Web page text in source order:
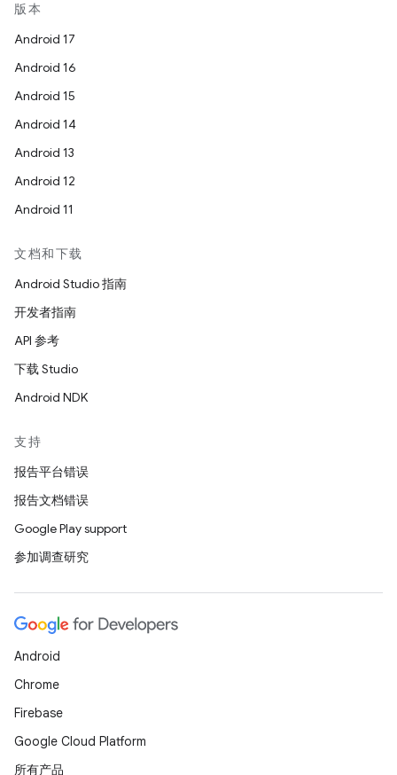
版本
Android 17
Android 16
Android 15
Android 14
Android 13
Android 12
Android 11
文档和下载
Android Studio 指南
开发者指南
API 参考
下载 Studio
Android NDK
支持
报告平台错误
报告文档错误
Google Play support
参加调查研究
Android
Chrome
Firebase
Google Cloud Platform
所有产品